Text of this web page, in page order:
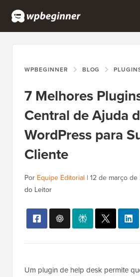
WPBEGINNER BLOG
7 Melhores
Central de Ajuda
WordPress para
Cliente
Por Equipe Editorial | 12 de março
do Leitor
Um plugin de help desk permite